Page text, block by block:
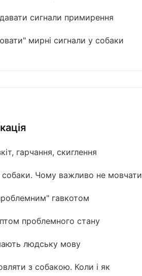
сигнали примирення
мирні сигнали у собаки
гарчання, скиглення
собаки. Чому важливо не мовчати
гавкотом
проблемного стану
людську мову
з собакою. Коли і як